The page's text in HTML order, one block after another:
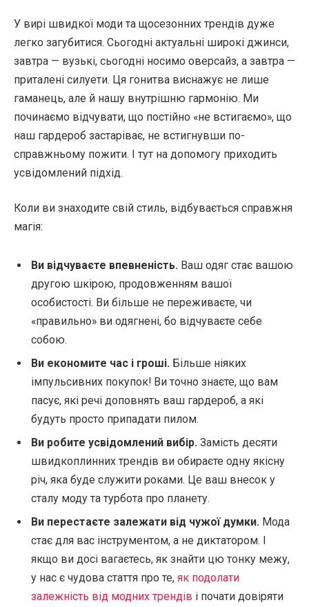
У вирі швидкої моди та щосезонних трендів дуже
легко загубитися. Сьогодні актуальні широкі джинси,
завтра — вузькі, сьогодні носимо оверсайз, а завтра —
приталені силуети. Ця гонитва виснажує не лише
гаманець, але й нашу внутрішню гармонію. Ми
починаємо відчувати, що постійно «не встигаємо», що
наш гардероб застаріває, не встигнувши по-
справжньому пожити. І тут на допомогу приходить
усвідомлений підхід.
Коли ви знаходите свій стиль, відбувається справжня
магія:
Ви відчуваєте впевненість. Ваш одяг стає вашою
другою шкірою, продовженням вашої
особистості. Ви більше не переживаєте, чи
«правильно» ви одягнені, бо відчуваєте себе
собою.
Ви економите час і гроші. Більше ніяких
імпульсивних покупок! Ви точно знаєте, що вам
пасує, які речі доповнять ваш гардероб, а які
будуть просто припадати пилом.
Ви робите усвідомлений вибір. Замість десяти
швидкоплинних трендів ви обираєте одну якісну
річ, яка буде служити роками. Це ваш внесок у
сталу моду та турбота про планету.
Ви перестаєте залежати від чужої думки. Мода
стає для вас інструментом, а не диктатором. І
якщо ви досі вагаєтесь, як знайти цю тонку межу,
у нас є чудова стаття про те, як подолати
залежність від модних трендів і почати довіряти